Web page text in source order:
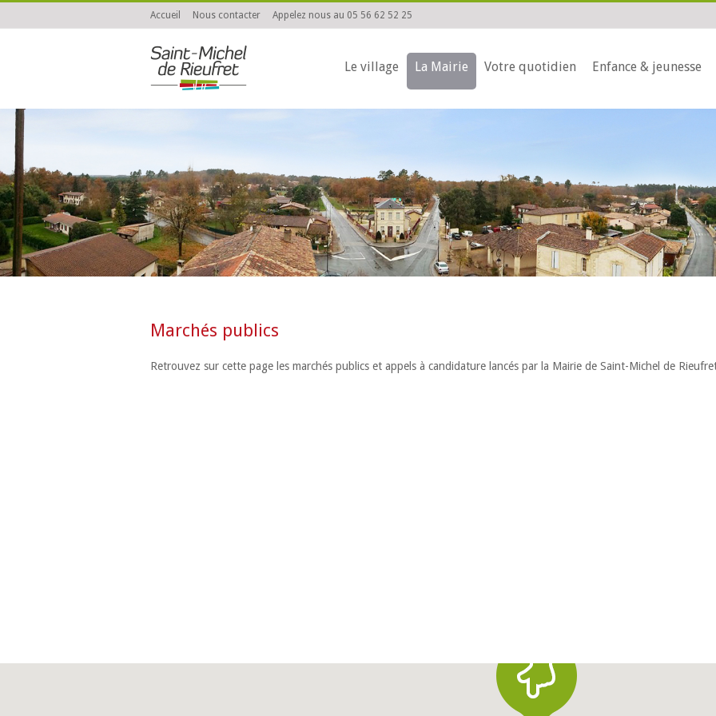
Accueil Nous contacter Appelez nous au 05 56 62 52 25
Le village La Mairie Votre quotidien Enfance & jeunesse
Marchés publics
Retrouvez sur cette page les marchés publics et appels à candidature lancés par la Mairie de Saint-Michel de